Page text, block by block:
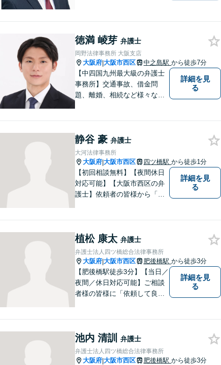
す。お細いごとがあればまず
はご相談ください！【初回相
談無料】
徳満 崚芽 弁護士
岡野法律事務所 大阪支店
大阪府|大阪市西区 中之島駅 から徒歩7分
【中四国九州最大級の弁護士
事務所】交通事故、借金問
題、離婚、相続など様々な問
い！
詳細を見
る
静谷 豪 弁護士
大河法律事務所
大阪府|大阪市西区 四ツ橋駅 から徒歩1分
【初回相談無料】【夜間休日
対応可能】【大阪市西区の弁
護士】依頼者の皆様から「お
詳細を見
る
植松 康太 弁護士
弁護士法人四ツ橋総合法律事務所
大阪府|大阪市西区 肥後橋駅 から徒歩3分
【肥後橋駅徒歩3分】【当日／
夜間／休日対応可能】ご相談
者様の皆様に「依頼して良か
離婚／相続／不動産関連／企
業法務など、幅広く対応。ご
相談者様とともに問題を解決
詳細を見
る
池内 清訓 弁護士
弁護士法人四ツ橋総合法律事務所
大阪府|大阪市西区 肥後橋駅 から徒歩3分